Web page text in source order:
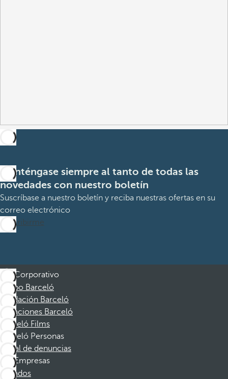
Manténgase siempre al tanto de todas las
novedades con nuestro boletín
Suscríbase a nuestro boletín y reciba nuestras ofertas en su
correo electrónico
Suscribirme
Corporativo
Grupo Barceló
Fundación Barceló
Vacaciones Barceló
Barceló Films
Barceló Personas
Canal de denuncias
Empresas
Afiliados